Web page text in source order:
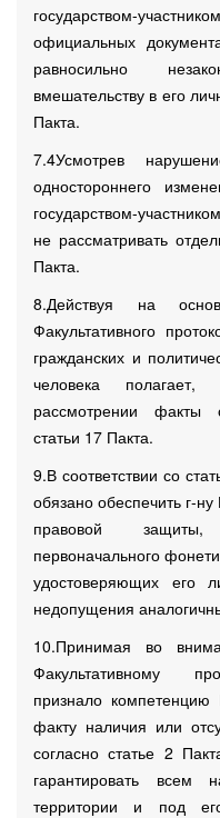
государством-
официальных
равносильно
вмешательству в его
Пакта.
7.4Усмотрев
одностороннего
государством-
не рассматривать
Пакта.
8.Действуя на
Факультативного
гражданских и
человека
рассмотрении факты
статьи 17 Пакта.
9.В соответствии со
обязано обеспечить г-
правовой защиты,
первоначального
удостоверяющих его
недопущения
10.Принимая во
Факультативному
признало
факту наличия или
согласно статье 2
гарантировать всем
территории и под